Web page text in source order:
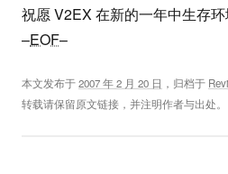
祝愿 V2EX 在新的一年中生存
–EOF–
本文发布于2007 年 2 月 20 日 ，归档于
转载请保留原文链接，并注明作者与出处。